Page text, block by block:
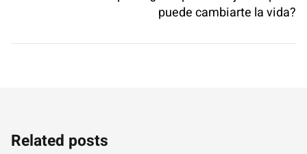
puede cambiarte la vida?
Related posts